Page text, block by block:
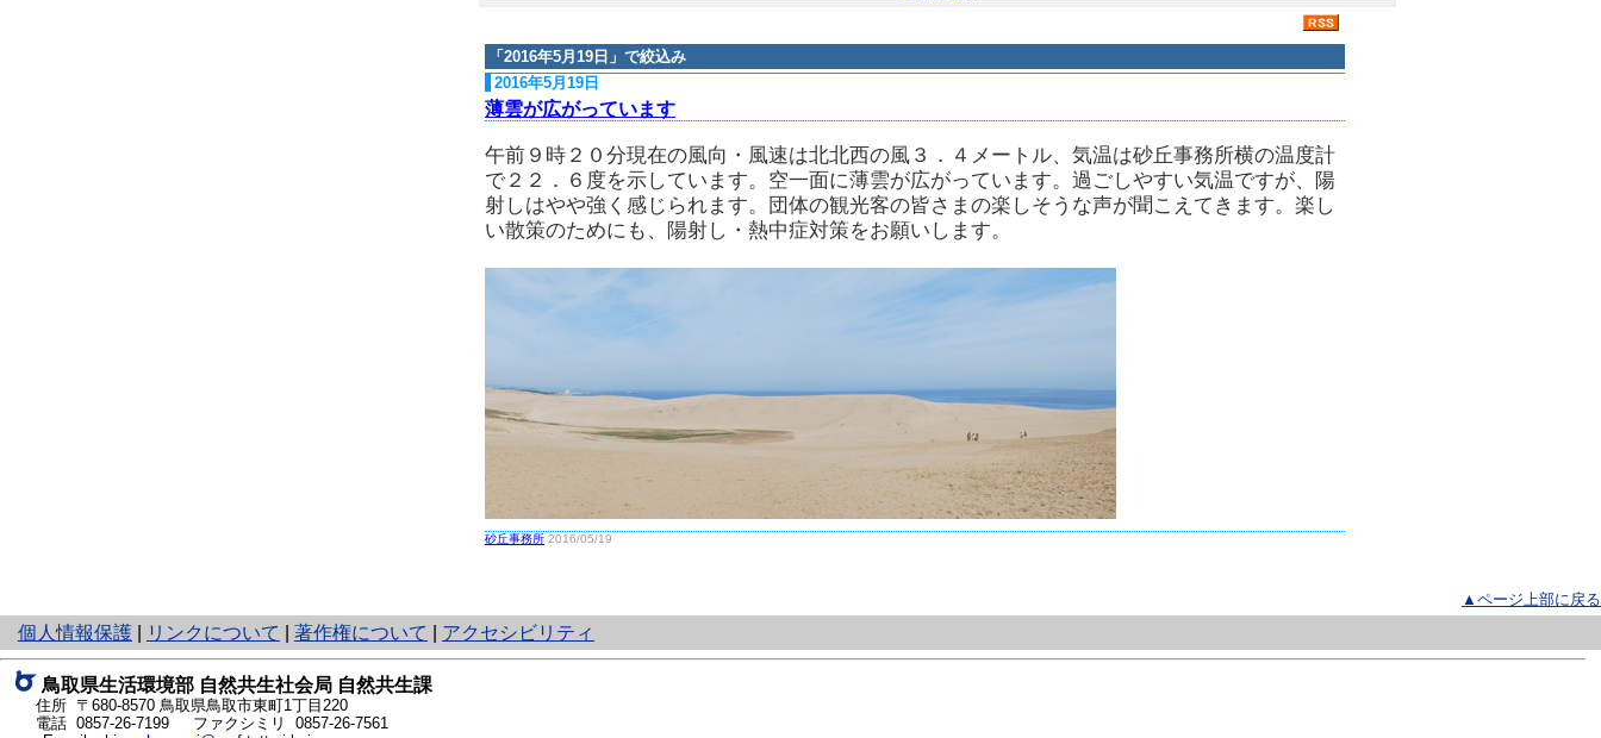
「 2016年5月19日 」で絞込み
2016年5月19日
薄雲が広がっています
午前９時２０分現在の風向・風速は北北西の風３．４メートル、気温は砂丘事務所横の温度計
で２２．６度を示しています。空一面に薄雲が広がっています。過ごしやすい気温ですが、陽
射しはやや強く感じられます。団体の観光客の皆さまの楽しそうな声が聞こえてきます。楽し
い散策のためにも、陽射し・熱中症対策をお願いします。
砂丘事務所 2016/05/19
▲ページ上部に戻る
個人情報保護
と
り
ネ
ッ
ト
リンクについて 著作権について アクセシビリティ
鳥取県生活環境部 自然共生社会局 自然共生課
住所 〒680-8570 鳥取県鳥取市東町1丁目220
電話 0857-26-7199
ファクシミリ 0857-26-7561